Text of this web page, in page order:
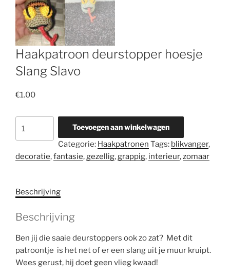
Haakpatroon deurstopper hoesje
Slang Slavo
€1.00
Slang
Toevoegen aan winkelwagen
Categorie: Haakpatronen Tags: blikvanger,
decoratie,fantasie,gezellig,grappig, interieur,zomaar
Beschrijving
Beschrijving
Ben jij die saaie deurstoppers ook zo zat? Met dit
patroontje is het net of er een slang uit je muur kruipt.
Wees gerust, hij doet geen vlieg kwaad!